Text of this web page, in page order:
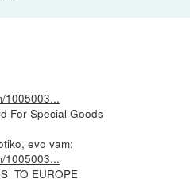
1005003...
For Special Goods
evo vam:
1005003...
EUROPE